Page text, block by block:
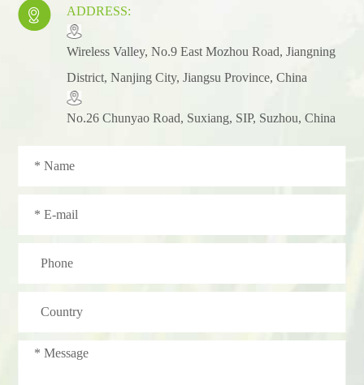
 ADDRESS:
​Wireless Valley, No.9 East Mozhou Road, Jiangning
District, Nanjing City, Jiangsu Province, China
No.26 Chunyao Road, Suxiang, SIP, Suzhou, China